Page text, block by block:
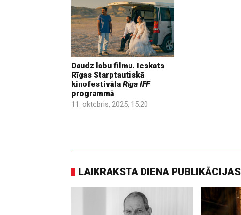
Daudz labu filmu. Ieskats
Rīgas Starptautiskā
kinofestivāla Riga IFF
programmā
11. oktobris, 2025, 15:20
LAIKRAKSTA DIENA PUBLIKĀCIJAS